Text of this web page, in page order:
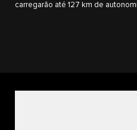
carregarão até 127 km de